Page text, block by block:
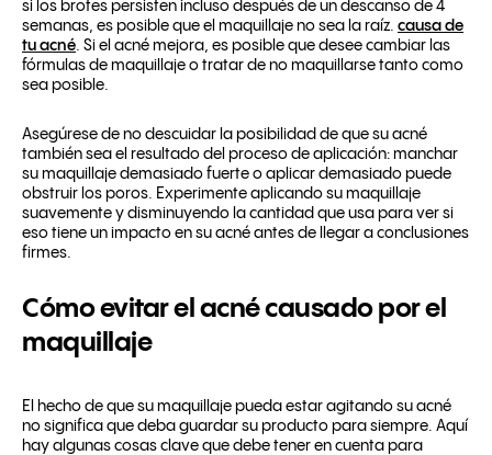
si los brotes persisten incluso después de un descanso de 4
semanas, es posible que el maquillaje no sea la raíz. causa de
tu acné. Si el acné mejora, es posible que desee cambiar las
fórmulas de maquillaje o tratar de no maquillarse tanto como
sea posible.
Asegúrese de no descuidar la posibilidad de que su acné
también sea el resultado del proceso de aplicación: manchar
su maquillaje demasiado fuerte o aplicar demasiado puede
obstruir los poros. Experimente aplicando su maquillaje
suavemente y disminuyendo la cantidad que usa para ver si
eso tiene un impacto en su acné antes de llegar a conclusiones
firmes.
Cómo evitar el acné causado por el
maquillaje
El hecho de que su maquillaje pueda estar agitando su acné
no significa que deba guardar su producto para siempre. Aquí
hay algunas cosas clave que debe tener en cuenta para